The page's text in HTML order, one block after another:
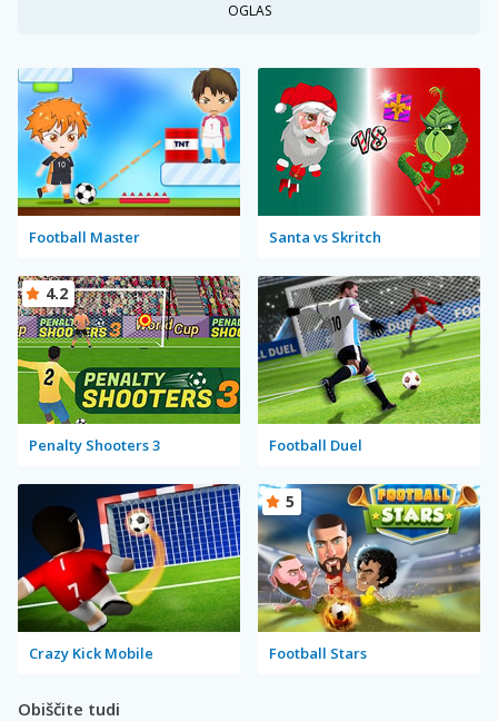
OGLAS
Football Master Santa vs Skritch
Penalty Shooters 3
4.2
Football Duel
Crazy Kick Mobile Football Stars
5
Obiščite tudi